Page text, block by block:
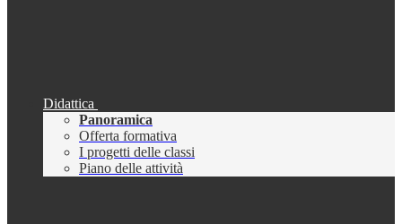
Didattica
Panoramica
Offerta formativa
I progetti delle classi
Piano delle attività